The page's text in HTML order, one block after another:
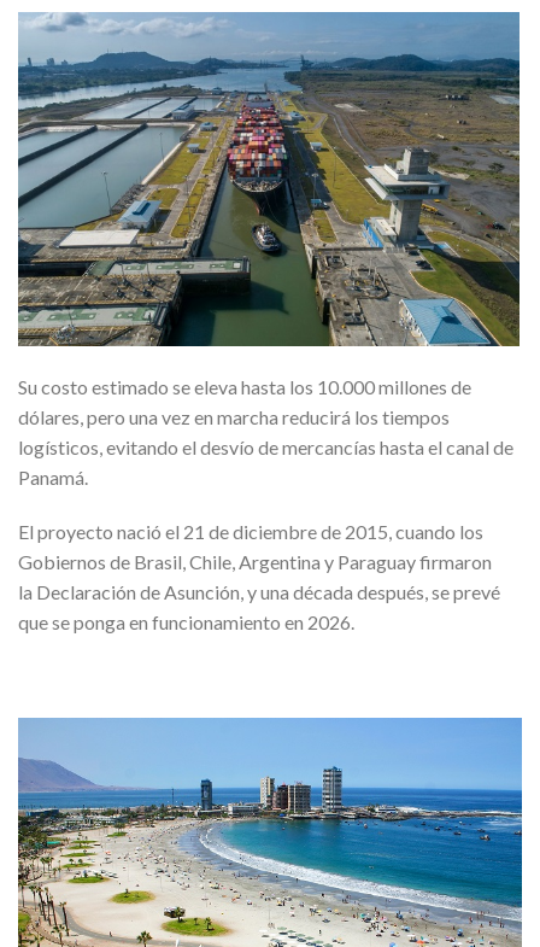
Su costo estimado se eleva hasta los 10.000 millones de
dólares, pero una vez en marcha reducirá los tiempos
logísticos, evitando el desvío de mercancías hasta el canal de
Panamá.
El proyecto nació el 21 de diciembre de 2015, cuando los
Gobiernos de Brasil, Chile, Argentina y Paraguay firmaron
la Declaración de Asunción, y una década después, se prevé
que se ponga en funcionamiento en 2026.